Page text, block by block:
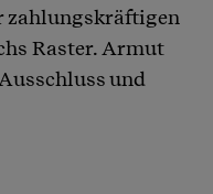
zahlungskräftigen
Raster. Armut
und